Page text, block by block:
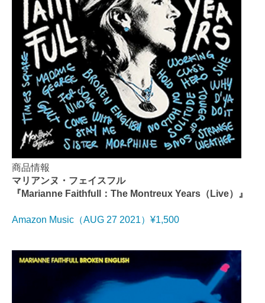
商品情報
マリアンヌ・フェイスフル
『Marianne Faithfull：The Montreux Years（Live）』
Amazon Music（AUG 27 2021）¥1,500